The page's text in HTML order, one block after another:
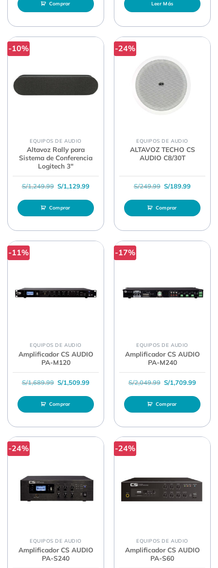
Comprar Leer Más
-10%
EQUIPOS DE AUDIO
Altavoz Rally para
Sistema de Conferencia
Logitech 3″
S/1,249.99 El precio original era: S/1,249.99.
S/1,129.99El precio actual es: S/1,129.99.
Comprar
-24%
EQUIPOS DE AUDIO
ALTAVOZ TECHO CS
AUDIO C8/30T
S/249.99 El precio original
S/189.99El
Comprar
-11%
EQUIPOS DE AUDIO
Amplificador CS AUDIO
PA-M120
S/1,689.99 El precio original era: S/1,689.99.
S/1,509.99El precio actual es: S/1,509.99.
Comprar
-17%
EQUIPOS DE AUDIO
Amplificador CS AUDIO
PA-M240
S/2,049.99 El precio original
S/1,709.99El
Comprar
-24%
EQUIPOS DE AUDIO
Amplificador CS AUDIO
PA-S240
-24%
EQUIPOS DE AUDIO
Amplificador CS AUDIO
PA-S60